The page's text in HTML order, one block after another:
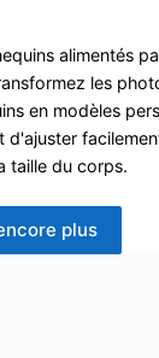
alimentés
les
en modèles
d'ajuster
taille du corps.
plus